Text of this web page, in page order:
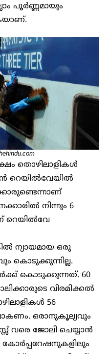
പൂ‍ർണ്ണമായും
തൊഴിലാളികൾ
റെയിൽവേയിൽ
നിന്നും 6
റെയിൽവേ
ന്യായമായ ഒരു
കൊടുക്കുന്നത്. 60
വിരമിക്കൽ
56
ഒരാനുകൂല്യവും
വരെ ജോലി ചെയ്യാൻ
കോർപ്പറേഷനുകളിലും